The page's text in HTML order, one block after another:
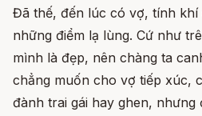
Đã thế, đến lúc có vợ, tính khí
những điểm lạ lùng. Cứ như
mình là đẹp, nên chàng ta
chẳng muốn cho vợ tiếp xúc,
đành trai gái hay ghen, nhưng